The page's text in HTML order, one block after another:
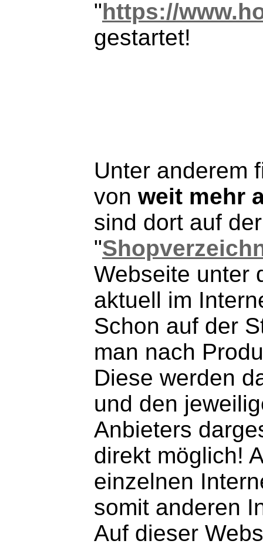
"https://
gestartet!
Unter anderem
von weit mehr
sind dort auf
"
Webseite unter
aktuell im
Schon auf der
man nach
Diese werden
und den
Anbieters
direkt möglich!
einzelnen
somit anderen
Auf dieser